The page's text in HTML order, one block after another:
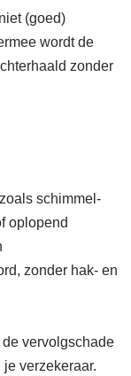
(goed)
wordt de
zonder
schimmel-
oplopend
zonder hak- en
vervolgschade
verzekeraar.